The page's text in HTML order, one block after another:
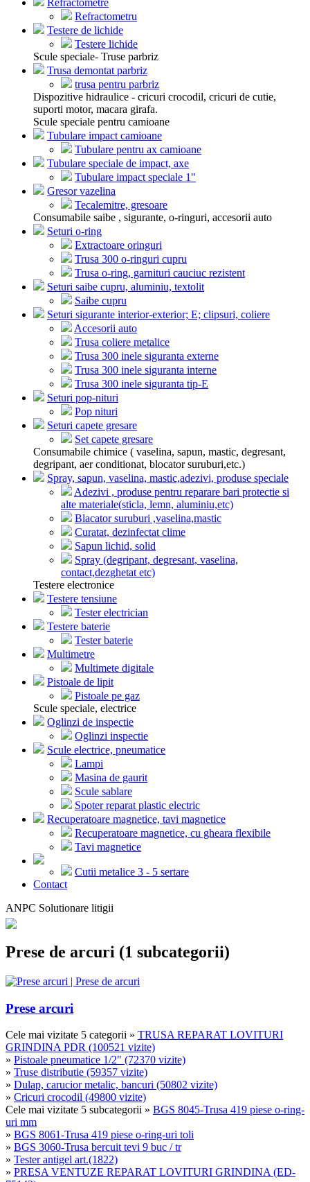
Refractometre
Refractometru
Testere de lichide
Testere lichide
Scule speciale- Truse parbriz
Trusa demontat parbriz
trusa pentru parbriz
Dispozitive hidraulice - cricuri crocodil, cricuri de cutie,
suporti motor, macara girafa.
Scule speciale pentru camioane
Tubulare impact camioane
Tubulare pentru ax camioane
Tubulare speciale de impact, axe
Tubulare impact speciale 1"
Gresor vazelina
Tecalemitre, gresoare
Consumabile saibe , sigurante, o-ringuri, accesorii auto
Seturi o-ring
Extractoare oringuri
Trusa 300 o-ringuri cupru
Trusa o-ring, garnituri cauciuc rezistent
Seturi saibe cupru, aluminiu, textolit
Saibe cupru
Seturi sigurante interior-exterior; E; clipsuri, coliere
Accesorii auto
Trusa coliere metalice
Trusa 300 inele siguranta externe
Trusa 300 inele siguranta interne
Trusa 300 inele siguranta tip-E
Seturi pop-nituri
Pop nituri
Seturi capete gresare
Set capete gresare
Consumabile chimice ( vaselina, sapun, mastic, degresant,
degripant, aer conditionat, blocator suruburi,etc.)
Spray, sapun, vaselina, mastic,adezivi, produse speciale
Adezivi , produse pentru reparare bari protectie si
alte materiale(sticla, lemn, aluminiu,etc)
Blacator suruburi ,vaselina,mastic
Curatat, dezinfectat clime
Sapun lichid, solid
Spray (degripant, degresant, vaselina,
contact,dezghetat etc)
Testere electronice
Testere tensiune
Tester electrician
Testere baterie
Tester baterie
Multimetre
Multimete digitale
Pistoale de lipit
Pistoale pe gaz
Scule speciale, electrice
Oglinzi de inspectie
Oglinzi inspectie
Scule electrice, pneumatice
Lampi
Masina de gaurit
Scule sablare
Spoter reparat plastic electric
Recuperatoare magnetice, tavi magnetice
Recuperatoare magnetice, cu gheara flexibile
Tavi magnetice
Cutii metalice 3 - 5 sertare
Contact
ANPC Solutionare litigii
Prese de arcuri (1 subcategorii)
Prese arcuri
Cele mai vizitate 5 categorii » TRUSA REPARAT LOVITURI
GRINDINA PDR (100521 vizite)
» Pistoale pneumatice 1/2" (72370 vizite)
» Truse distributie (59357 vizite)
» Dulap, carucior metalic, bancuri (50802 vizite)
» Cricuri crocodil (49800 vizite)
Cele mai vizitate 5 subcategorii » BGS 8045-Trusa 419 piese o-ring-
uri mm
» BGS 8061-Trusa 419 piese o-ring-uri toli
» BGS 3060-Trusa bercuit tevi 9 buc / tr
» Tester antigel art.(1822)
» PRESA VENTUZE REPARAT LOVITURI GRINDINA (ED-